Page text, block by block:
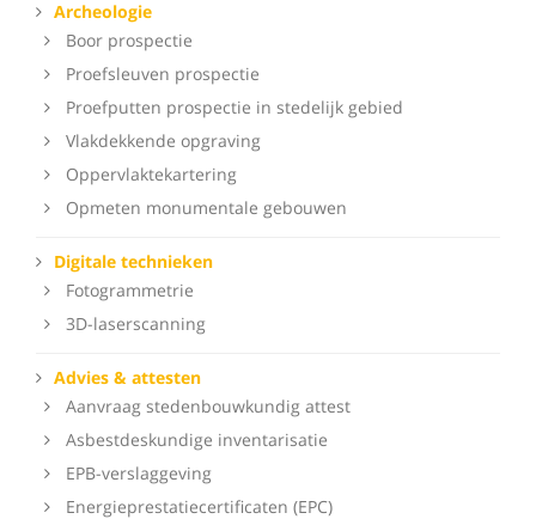
Archeologie
Boor prospectie
Proefsleuven prospectie
Proefputten prospectie in stedelijk gebied
Vlakdekkende opgraving
Oppervlaktekartering
Opmeten monumentale gebouwen
Digitale technieken
Fotogrammetrie
3D-laserscanning
Advies & attesten
Aanvraag stedenbouwkundig attest
Asbestdeskundige inventarisatie
EPB-verslaggeving
Energieprestatiecertificaten (EPC)